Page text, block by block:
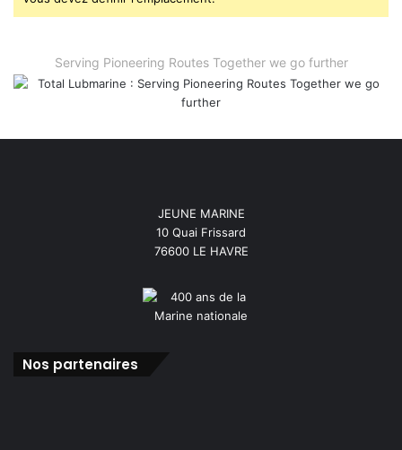
Serving Pioneering Routes Together we go further
JEUNE MARINE
10 Quai Frissard
76600 LE HAVRE
Nos partenaires